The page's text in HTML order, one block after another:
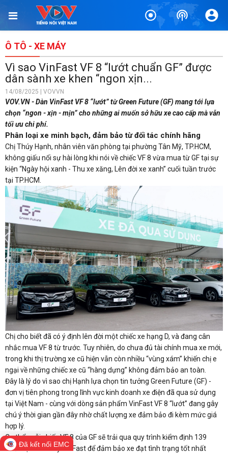
Ô TÔ - XE MÁY
Vì sao VinFast VF 8 “lướt chuẩn GF” được
dân sành xe khen “ngon xịn...
14/08/2025 | VOVVN
VOV.VN - Dàn VinFast VF 8 “lướt” từ Green Future (GF) mang tới lựa
chọn “ngon - xịn - mịn” cho những ai muốn sở hữu xe cao cấp mà vẫn
tối ưu chi phí.
Phân loại xe minh bạch, đảm bảo từ đối tác chính hãng
Chị Thúy Hạnh, nhân viên văn phòng tại phường Tân Mỹ, TP.HCM,
không giấu nổi sự hài lòng khi nói về chiếc VF 8 vừa mua từ GF tại sự
kiện “Ngày hội xanh - Thu xe xăng, Lên đời xe xanh” cuối tuần trước
tại TP.HCM.
Chị cho biết đã có ý định lên đời một chiếc xe hạng D, và đang cân
nhắc mua VF 8 từ trước. Tuy nhiên, do chưa đủ tài chính mua xe mới,
trong khi thị trường xe cũ hiện vẫn còn nhiều “vùng xám” khiến chị e
ngại về những chiếc xe cũ “hàng dựng” không đảm bảo an toàn.
Đây là lý do vì sao chị Hạnh lựa chọn tin tưởng Green Future (GF) -
đơn vị tiên phong trong lĩnh vực kinh doanh xe điện đã qua sử dụng
tại Việt Nam - cùng với dòng sản phẩm VinFast VF 8 “lướt” đang gây
chú ý thời gian gần đây nhờ chất lượng xe đảm bảo đi kèm mức giá
hợp lý.
Cụ thể, mỗi chiếc VF 8 của GF sẽ trải qua quy trình kiểm định 139
bước tại nhà máy VinFast để đảm bảo xe đạt tình trạng tốt nhất
Đã kết nối EMC